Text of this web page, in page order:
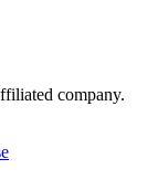
company.